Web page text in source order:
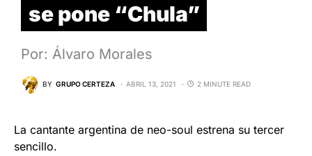
se pone “Chula”
Por: Álvaro Morales
BY GRUPO CERTEZA ABRIL 13, 2021 2 MINUTE READ
La cantante argentina de neo-soul estrena su tercer
sencillo.